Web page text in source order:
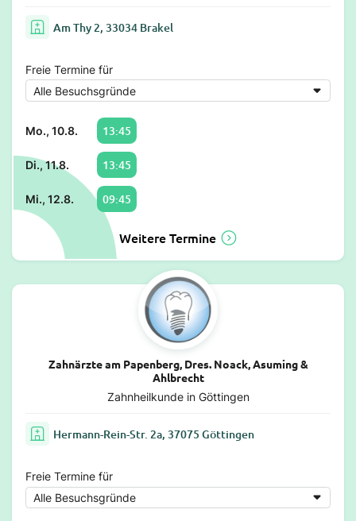
Am Thy 2, 33034 Brakel
Freie Termine für
Mo., 10.8. 13:45
Di., 11.8. 13:45
Mi., 12.8. 09:45
Weitere Termine
Zahnärzte am Papenberg, Dres. Noack, Asuming &
Ahlbrecht
Zahnheilkunde in Göttingen
Hermann-Rein-Str. 2a, 37075 Göttingen
Freie Termine für